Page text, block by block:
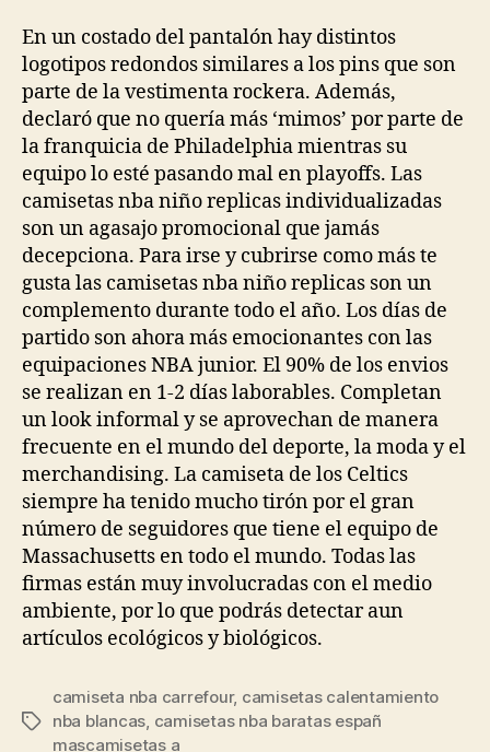
En un costado del pantalón hay distintos
logotipos redondos similares a los pins que son
parte de la vestimenta rockera. Además,
declaró que no quería más ‘mimos’ por parte de
la franquicia de Philadelphia mientras su
equipo lo esté pasando mal en playoffs. Las
camisetas nba niño replicas individualizadas
son un agasajo promocional que jamás
decepciona. Para irse y cubrirse como más te
gusta las camisetas nba niño replicas son un
complemento durante todo el año. Los días de
partido son ahora más emocionantes con las
equipaciones NBA junior. El 90% de los envios
se realizan en 1-2 días laborables. Completan
un look informal y se aprovechan de manera
frecuente en el mundo del deporte, la moda y el
merchandising. La camiseta de los Celtics
siempre ha tenido mucho tirón por el gran
número de seguidores que tiene el equipo de
Massachusetts en todo el mundo. Todas las
firmas están muy involucradas con el medio
ambiente, por lo que podrás detectar aun
artículos ecológicos y biológicos.
Etiquetas
camiseta nba carrefour, camisetas calentamiento
nba blancas, camisetas nba baratas españ
mascamisetas a